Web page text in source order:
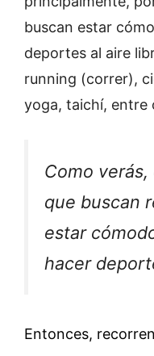
buscan estar
deportes al aire
running (correr),
yoga, taichí, entre
Como
que buscan
estar
hacer
Entonces,